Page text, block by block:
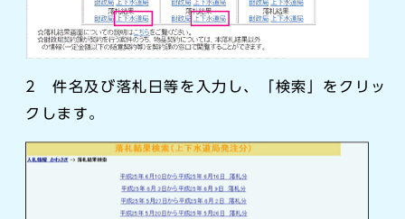
2 件名及び落札日等を入力し、「検索」をクリッ
クします。